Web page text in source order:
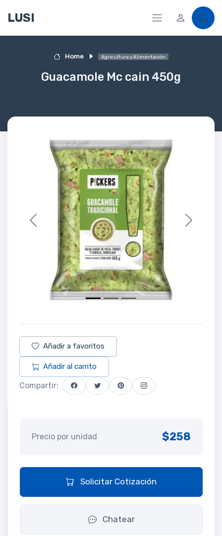
LUSI
Home Agricultura y Alimentación
Guacamole Mc cain 450g
Previous Next
Añadir a favoritos
Añadir al carrito
Compartir:
Precio por unidad $258
Solicitar Cotización
Chatear